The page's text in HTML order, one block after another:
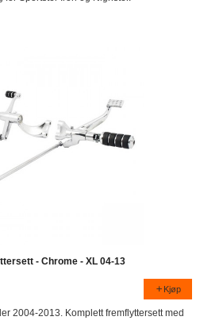
- Chrome - XL 04-13
Kjøp
2004-2013. Komplett fremflyttersett med